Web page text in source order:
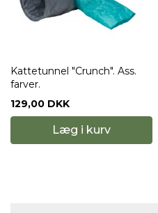
Kattetunnel "Crunch". Ass.
farver.
129,00 DKK
Læg i kurv